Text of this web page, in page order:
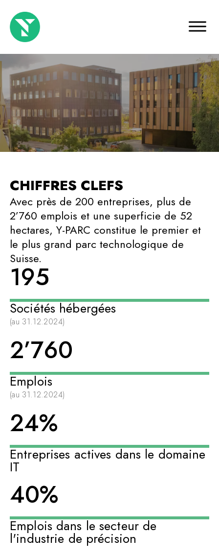
CHIFFRES CLEFS
Avec près de 200 entreprises, plus de
2’760 emplois et une superficie de 52
hectares, Y-PARC constitue le premier et
le plus grand parc technologique de
Suisse.
195
Sociétés hébergées
(au 31.12.2024)
2’760
Emplois
(au 31.12.2024)
24%
Entreprises actives dans le domaine
IT
40%
Emplois dans le secteur de
l'industrie de précision